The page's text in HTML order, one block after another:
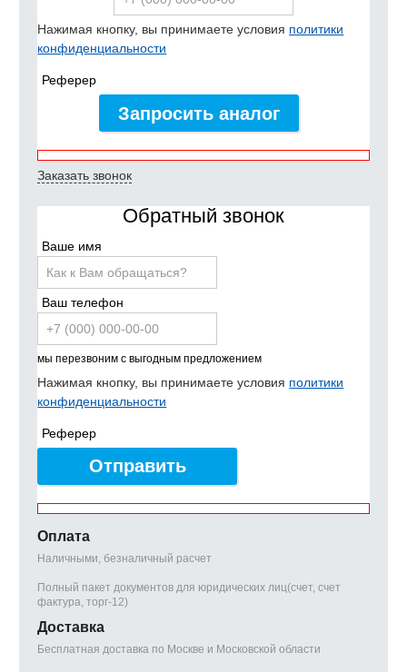
Нажимая кнопку, вы принимаете условия политики
конфиденциальности
Реферер
Запросить аналог
Заказать звонок
Обратный звонок
Ваше имя
Ваш телефон
мы перезвоним с выгодным предложением
Нажимая кнопку, вы принимаете условия политики
конфиденциальности
Реферер
Отправить
Оплата
Наличными, безналичный расчет
Полный пакет документов для юридических лиц(счет, счет
фактура, торг-12)
Доставка
Бесплатная доставка по Москве и Московской области